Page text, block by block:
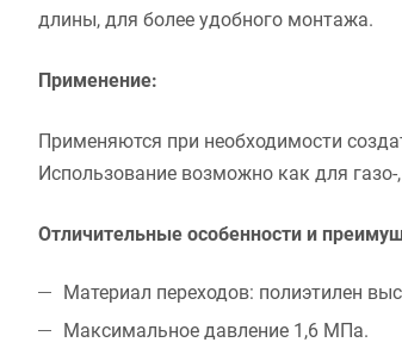
длины, для более удобного монтажа.
Применение:
Применяются при необходимости
Использование возможно как для
Отличительные особенности и
Материал переходов: полиэтилен
Максимальное давление 1,6 МПа.